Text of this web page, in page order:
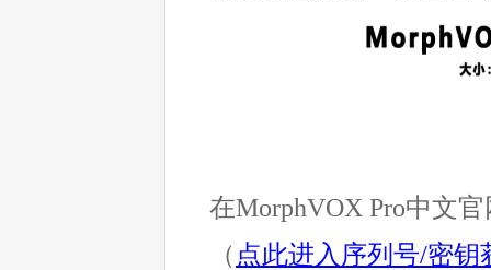
在MorphVOX Pro中文
（ 点此进入序列号/密钥